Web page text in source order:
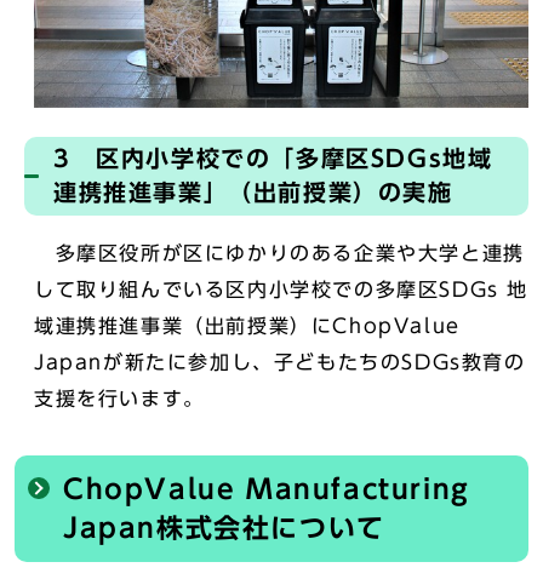
3 区内小学校での「多摩区SDGs地域
連携推進事業」（出前授業）の実施
多摩区役所が区にゆかりのある企業や大学と連携
して取り組んでいる区内小学校での多摩区SDGs 地
域連携推進事業（出前授業）にChopValue
Japanが新たに参加し、子どもたちのSDGs教育の
支援を行います。
ChopValue Manufacturing
Japan株式会社について